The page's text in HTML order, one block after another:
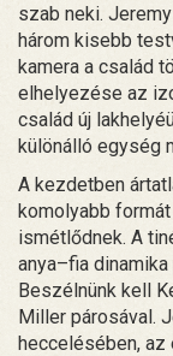
szab neki.
három kisebb
kamera a család
elhelyezése az
család új
különálló egység
A kezdetben
komolyabb
ismétlődnek. A
anya–fia
Beszélnünk kell
Miller párosával.
heccelésében,